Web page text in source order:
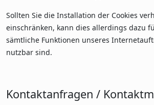
Sollten Sie die Installation der Cookies
einschränken, kann dies allerdings dazu
sämtliche Funktionen unseres
nutzbar sind.
Kontaktanfragen /